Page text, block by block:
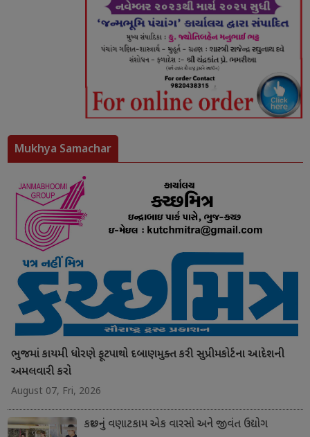
Mukhya Samachar
ભુજમાં કાયમી ધોરણે ફૂટપાથો દબાણમુક્ત કરી સુપ્રીમકોર્ટના આદેશની
અમલવારી કરો
August 07, Fri, 2026
કચ્છનું વણાટકામ એક વારસો અને જીવંત ઉદ્યોગ